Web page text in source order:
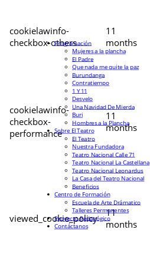
cookielawinfo-
checkbox-others
11
months
cookielawinfo-
checkbox-
performance
11
months
viewed_cookie_policy
11
months
Programación
Mujeres a la plancha
El Padre
Que nada me quite la paz
Burundanga
Contratiempo
1 Y 11
Desvelo
Una Navidad De Mierda
Buri
Hombres a la Plancha
Sobre El Teatro
El Teatro
Nuestra Fundadora
Teatro Nacional Calle 71
Teatro Nacional La Castellana
Teatro Nacional Leonardus
La Casa del Teatro Nacional
Beneficios
Centro de Formación
Escuela de Arte Drámatico
Talleres Permanentes
Proyecto Pedagógico
Contáctanos